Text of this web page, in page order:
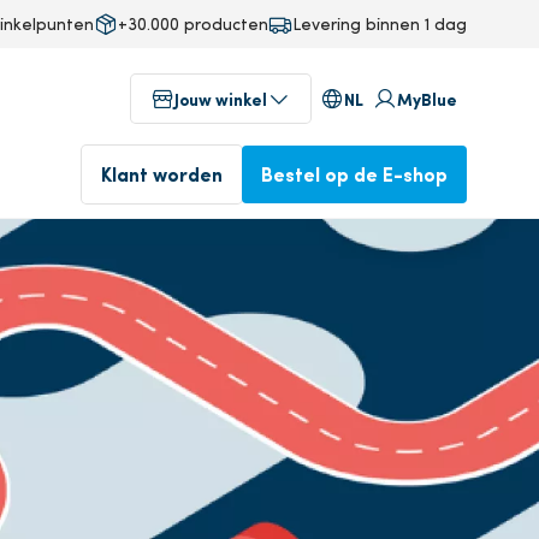
+30.000 producten Levering binnen 1 dag
Jouw winkel NL MyBlue
Voor 17u besteld, volgende
dag in huis.
Bestel op de E-shop
Geniet vandaag nog van onze
professionele service
Winkels in jouw buurt
Klant worden Bestel op de E-shop